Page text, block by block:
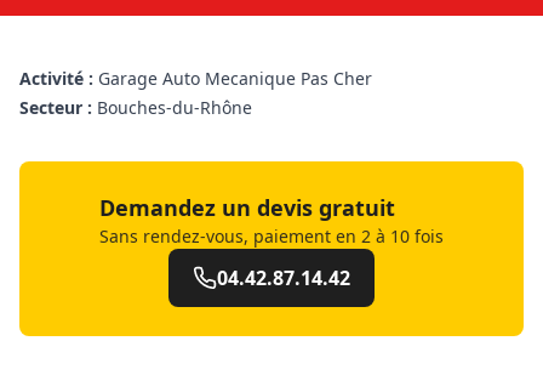
Activité : Garage Auto Mecanique Pas Cher
Secteur : Bouches-du-Rhône
Demandez un devis gratuit
Sans rendez-vous, paiement en 2 à 10 fois
04.42.87.14.42